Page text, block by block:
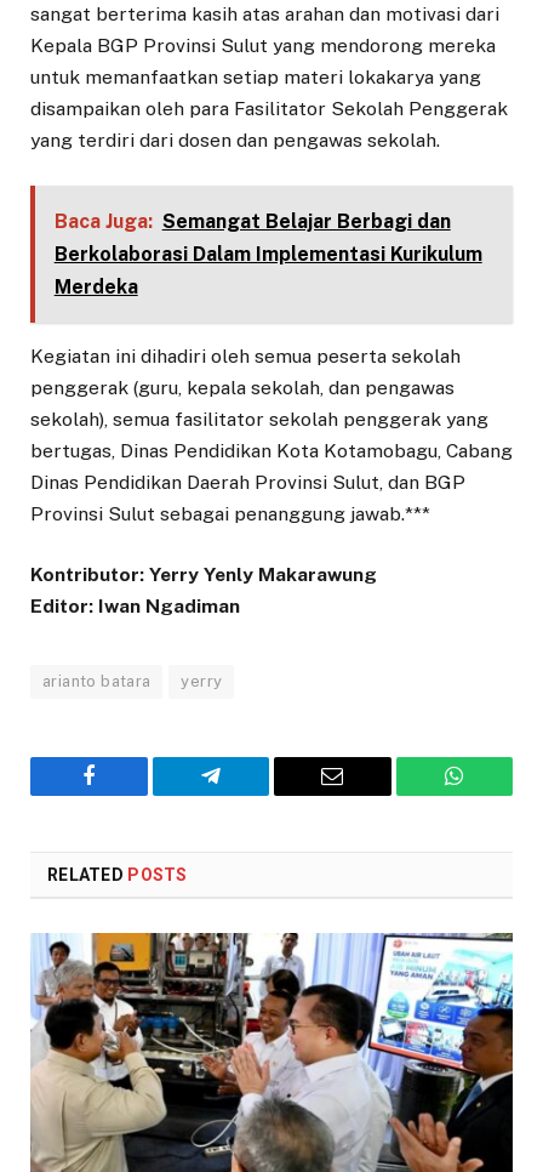
sangat berterima kasih atas arahan dan motivasi dari
Kepala BGP Provinsi Sulut yang mendorong mereka
untuk memanfaatkan setiap materi lokakarya yang
disampaikan oleh para Fasilitator Sekolah Penggerak
yang terdiri dari dosen dan pengawas sekolah.
Baca Juga: Semangat Belajar Berbagi dan
Berkolaborasi Dalam Implementasi Kurikulum
Merdeka
Kegiatan ini dihadiri oleh semua peserta sekolah
penggerak (guru, kepala sekolah, dan pengawas
sekolah), semua fasilitator sekolah penggerak yang
bertugas, Dinas Pendidikan Kota Kotamobagu, Cabang
Dinas Pendidikan Daerah Provinsi Sulut, dan BGP
Provinsi Sulut sebagai penanggung jawab.***
Kontributor: Yerry Yenly Makarawung
Editor: Iwan Ngadiman
arianto batara yerry
Facebook Telegram Email
RELATED POSTS